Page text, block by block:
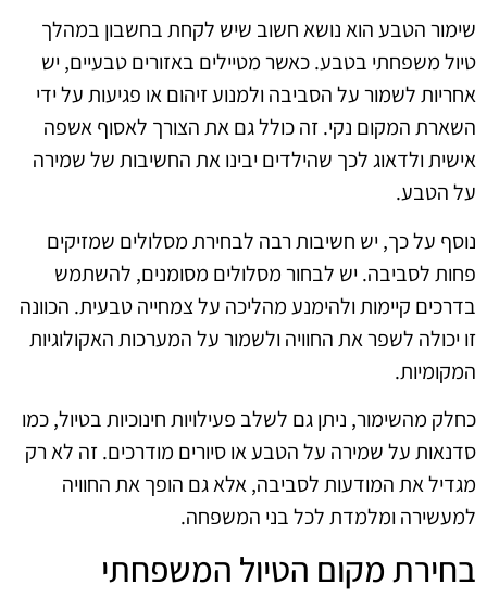
שימור הטבע הוא נושא חשוב שיש לקחת בחשבון במהלך
טיול משפחתי בטבע. כאשר מטיילים באזורים טבעיים, יש
אחריות לשמור על הסביבה ולמנוע זיהום או פגיעות על ידי
השארת המקום נקי. זה כולל גם את הצורך לאסוף אשפה
אישית ולדאוג לכך שהילדים יבינו את החשיבות של שמירה
על הטבע.
נוסף על כך, יש חשיבות רבה לבחירת מסלולים שמזיקים
פחות לסביבה. יש לבחור מסלולים מסומנים, להשתמש
בדרכים קיימות ולהימנע מהליכה על צמחייה טבעית. הכוונה
זו יכולה לשפר את החוויה ולשמור על המערכות האקולוגיות
המקומיות.
כחלק מהשימור, ניתן גם לשלב פעילויות חינוכיות בטיול, כמו
סדנאות על שמירה על הטבע או סיורים מודרכים. זה לא רק
מגדיל את המודעות לסביבה, אלא גם הופך את החוויה
למעשירה ומלמדת לכל בני המשפחה.
בחירת מקום הטיול המשפחתי